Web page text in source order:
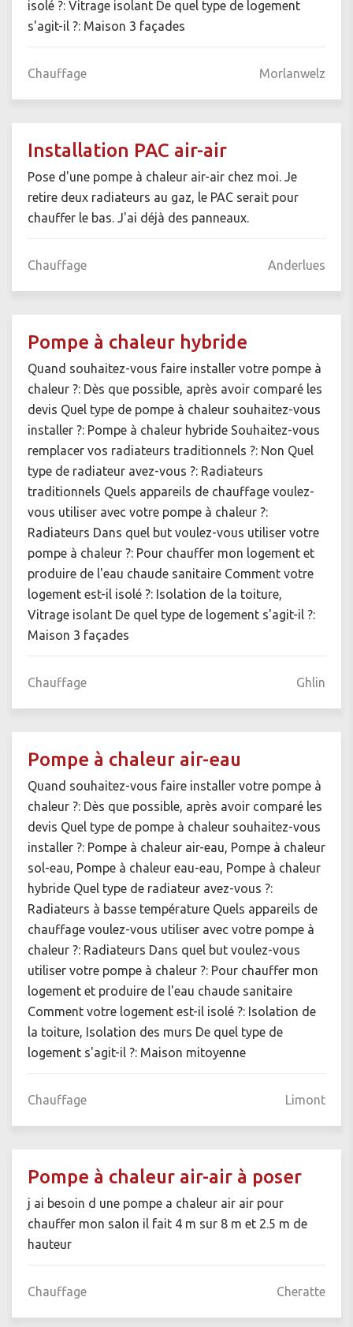
isolé ?: Vitrage isolant De quel type de logement
s'agit-il ?: Maison 3 façades
Chauffage Morlanwelz
Installation PAC air-air
Pose d'une pompe à chaleur air-air chez moi. Je
retire deux radiateurs au gaz, le PAC serait pour
chauffer le bas. J'ai déjà des panneaux.
Chauffage Anderlues
Pompe à chaleur hybride
Quand souhaitez-vous faire installer votre pompe à
chaleur ?: Dès que possible, après avoir comparé les
devis Quel type de pompe à chaleur souhaitez-vous
installer ?: Pompe à chaleur hybride Souhaitez-vous
remplacer vos radiateurs traditionnels ?: Non Quel
type de radiateur avez-vous ?: Radiateurs
traditionnels Quels appareils de chauffage voulez-
vous utiliser avec votre pompe à chaleur ?:
Radiateurs Dans quel but voulez-vous utiliser votre
pompe à chaleur ?: Pour chauffer mon logement et
produire de l'eau chaude sanitaire Comment votre
logement est-il isolé ?: Isolation de la toiture,
Vitrage isolant De quel type de logement s'agit-il ?:
Maison 3 façades
Chauffage Ghlin
Pompe à chaleur air-eau
Quand souhaitez-vous faire installer votre pompe à
chaleur ?: Dès que possible, après avoir comparé les
devis Quel type de pompe à chaleur souhaitez-vous
installer ?: Pompe à chaleur air-eau, Pompe à chaleur
sol-eau, Pompe à chaleur eau-eau, Pompe à chaleur
hybride Quel type de radiateur avez-vous ?:
Radiateurs à basse température Quels appareils de
chauffage voulez-vous utiliser avec votre pompe à
chaleur ?: Radiateurs Dans quel but voulez-vous
utiliser votre pompe à chaleur ?: Pour chauffer mon
logement et produire de l'eau chaude sanitaire
Comment votre logement est-il isolé ?: Isolation de
la toiture, Isolation des murs De quel type de
logement s'agit-il ?: Maison mitoyenne
Chauffage Limont
Pompe à chaleur air-air à poser
j ai besoin d une pompe a chaleur air air pour
chauffer mon salon il fait 4 m sur 8 m et 2.5 m de
hauteur
Chauffage Cheratte